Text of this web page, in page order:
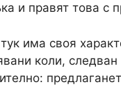
и правят това с
има своя
коли, следван